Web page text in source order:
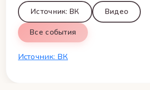
Источник: ВК Видео
Все события
Источник: ВК